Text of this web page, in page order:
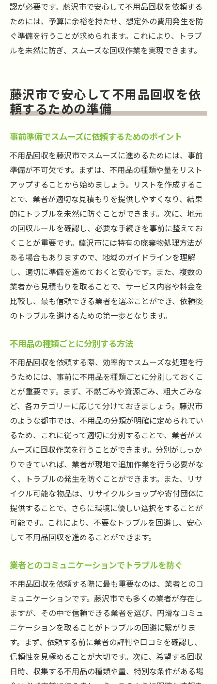
認が必要です。藤沢市で安心して不用品回収を依頼する
ためには、予算に余裕を持たせ、想定外の費用発生を防
ぐ準備を行うことが求められます。これにより、トラブ
ルを未然に防ぎ、スムーズな回収作業を実現できます。
藤沢市で安心して不用品回収を依
頼するための準備
事前準備でスムーズに依頼するためのポイント
不用品回収を藤沢市でスムーズに進めるためには、事前
準備が不可欠です。まずは、不用品の種類や量をリスト
アップすることから始めましょう。リストを作成するこ
とで、業者が適切な見積もりを提供しやすくなり、結果
的にトラブルを未然に防ぐことができます。次に、地元
の回収ルールを確認し、必要な手続きを事前に整えてお
くことが重要です。藤沢市には特有の廃棄物処理方法が
ある場合もありますので、地域のガイドラインを理解
し、適切に準備を進めておくと安心です。また、複数の
業者から見積もりを取ることで、サービス内容や料金を
比較し、最も信頼できる業者を選ぶことができ、依頼後
のトラブルを避けるための第一歩となります。
不用品の種類ごとに分別する方法
不用品回収を依頼する際、効率的でスムーズな処理を行
うためには、事前に不用品を種類ごとに分別しておくこ
とが重要です。まず、不燃ごみや資源ごみ、粗大ごみな
ど、各カテゴリーに応じて分けておきましょう。藤沢市
のような都市では、不用品の分類が明確に定められてい
るため、これに従って適切に分別することで、業者がス
ムーズに回収作業を行うことができます。分別がしっか
りできていれば、業者が現地で追加作業を行う必要がな
く、トラブルの発生を防ぐことができます。また、リサ
イクル可能な物品は、リサイクルショップや寄付団体に
提供することで、さらに環境に優しい選択をすることが
可能です。これにより、不要なトラブルを回避し、安心
して不用品回収を進めることができます。
業者とのコミュニケーションでトラブルを防ぐ
不用品回収を依頼する際に最も重要なのは、業者とのコ
ミュニケーションです。藤沢市でも多くの業者が存在し
ますが、その中で信頼できる業者を選び、円滑なコミュ
ニケーションを取ることがトラブルの回避に繋がりま
す。まず、依頼する前に業者の評判や口コミを確認し、
信頼性を見極めることが大切です。次に、希望する回収
日時、収集する不用品の種類や量、特別な条件がある場